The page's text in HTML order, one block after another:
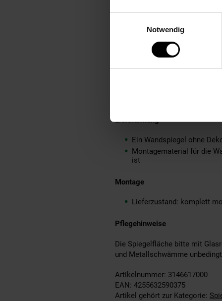
Notwendig
Dynamische und
Zwei Löcher auf der
Material
Lieferumfang
Ein Wandspiegel ohne
Montagematerial für die
ist
Montage
Lieferzustand: komplett
Pflegehinweise
Die Spiegelfläche bitte mit
und Metallschwämme
Artikelnummer: 3146617000
EAN: 4255632590375
Artikel gehört zur Kategorie: